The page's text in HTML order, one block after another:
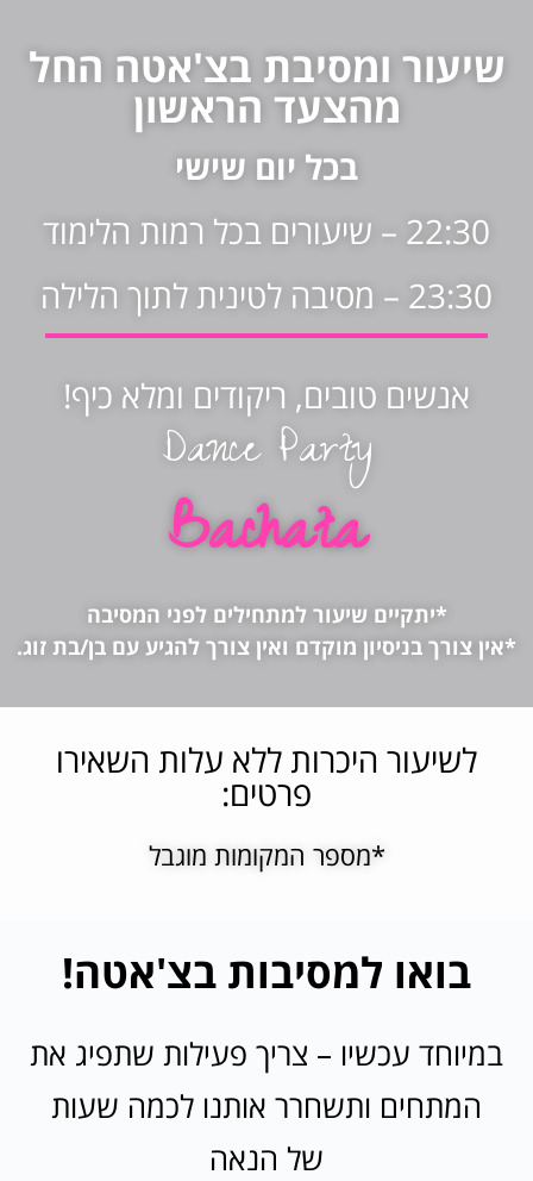
שיעור ומסיבת בצ'אטה החל
מהצעד הראשון
בכל יום שישי
22:30 – שיעורים בכל רמות הלימוד
23:30 – מסיבה לטינית לתוך הלילה
אנשים טובים, ריקודים ומלא כיף!
Dance Party
Bachata
*יתקיים שיעור למתחילים לפני המסיבה
*אין צורך בניסיון מוקדם ואין צורך להגיע עם בן/בת זוג.
לשיעור היכרות ללא עלות השאירו
פרטים:
*מספר המקומות מוגבל
בואו למסיבות בצ'אטה!
במיוחד עכשיו – צריך פעילות שתפיג את
המתחים ותשחרר אותנו לכמה שעות
של הנאה